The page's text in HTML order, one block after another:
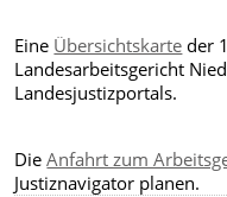
Eine Übersichtskarte der
Landesarbeitsgericht
Landesjustizportals.
DieAnfahrt zum
Justiznavigator planen.